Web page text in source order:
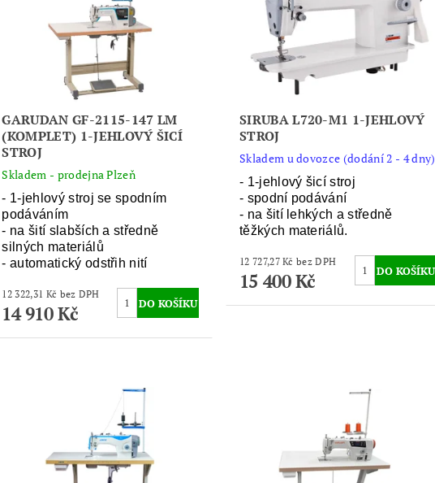
GARUDAN GF-2115-147 LM
(KOMPLET) 1-JEHLOVÝ ŠICÍ
STROJ
Skladem - prodejna Plzeň
- 1-jehlový stroj se spodním
podáváním
- na šití slabších a středně
silných materiálů
- automatický odstřih nití
12 322,31 Kč bez DPH
14 910 Kč
SIRUBA L720-M1 1-JEHLOVÝ
STROJ
Skladem u dovozce (dodání 2 - 4 dny)
- 1-jehlový šicí stroj
- spodní podávání
- na šití lehkých a středně
těžkých materiálů.
12 727,27 Kč bez DPH
15 400 Kč